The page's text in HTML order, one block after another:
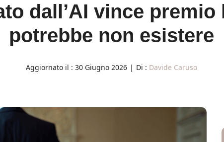
dall’AI vince
potrebbe non esistere
Aggiornato il : 30 Giugno 2026 | Di : Davide Caruso